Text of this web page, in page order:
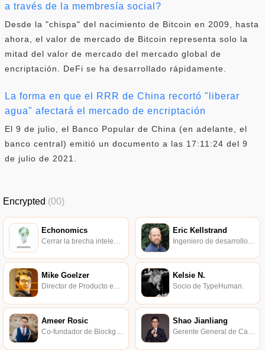
a través de la membresía social?
Desde la "chispa" del nacimiento de Bitcoin en 2009, hasta
ahora, el valor de mercado de Bitcoin representa solo la
mitad del valor de mercado del mercado global de
encriptación. DeFi se ha desarrollado rápidamente.
La forma en que el RRR de China recortó "liberar
agua" afectará el mercado de encriptación
El 9 de julio, el Banco Popular de China (en adelante, el
banco central) emitió un documento a las 17:11:24 del 9
de julio de 2021.
Encrypted (00)
Echonomics Eric Kellstrand
Mike Goelzer
Director de Producto en Protocol Labs.
Kelsie N.
Socio de TypeHuman.
Ameer Rosic
Co-fundador de Blockgeeks.
Shao Jianliang
Gerente General de Canaan Technology Blockchain.